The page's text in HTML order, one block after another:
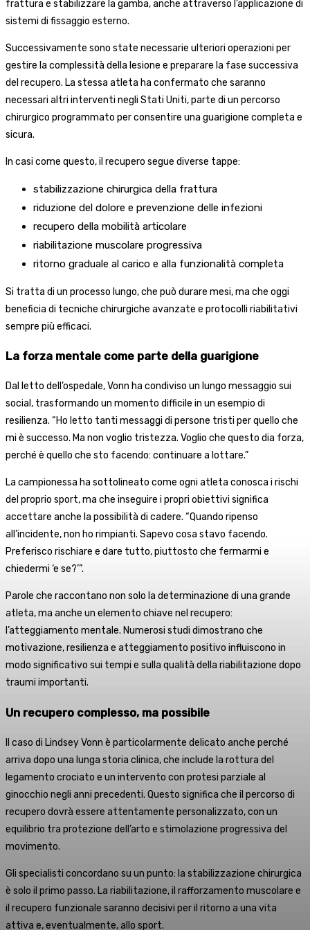
frattura e stabilizzare la gamba, anche attraverso l’applicazione di
sistemi di fissaggio esterno.
Successivamente sono state necessarie ulteriori operazioni per
gestire la complessità della lesione e preparare la fase successiva
del recupero. La stessa atleta ha confermato che saranno
necessari altri interventi negli Stati Uniti, parte di un percorso
chirurgico programmato per consentire una guarigione completa e
sicura.
In casi come questo, il recupero segue diverse tappe:
stabilizzazione chirurgica della frattura
riduzione del dolore e prevenzione delle infezioni
recupero della mobilità articolare
riabilitazione muscolare progressiva
ritorno graduale al carico e alla funzionalità completa
Si tratta di un processo lungo, che può durare mesi, ma che oggi
beneficia di tecniche chirurgiche avanzate e protocolli riabilitativi
sempre più efficaci.
La forza mentale come parte della guarigione
Dal letto dell’ospedale, Vonn ha condiviso un lungo messaggio sui
social, trasformando un momento difficile in un esempio di
resilienza. “Ho letto tanti messaggi di persone tristi per quello che
mi è successo. Ma non voglio tristezza. Voglio che questo dia forza,
perché è quello che sto facendo: continuare a lottare.”
La campionessa ha sottolineato come ogni atleta conosca i rischi
del proprio sport, ma che inseguire i propri obiettivi significa
accettare anche la possibilità di cadere. “Quando ripenso
all’incidente, non ho rimpianti. Sapevo cosa stavo facendo.
Preferisco rischiare e dare tutto, piuttosto che fermarmi e
chiedermi ‘e se?’”.
Parole che raccontano non solo la determinazione di una grande
atleta, ma anche un elemento chiave nel recupero:
l’atteggiamento mentale. Numerosi studi dimostrano che
motivazione, resilienza e atteggiamento positivo influiscono in
modo significativo sui tempi e sulla qualità della riabilitazione dopo
traumi importanti.
Un recupero complesso, ma possibile
Il caso di Lindsey Vonn è particolarmente delicato anche perché
arriva dopo una lunga storia clinica, che include la rottura del
legamento crociato e un intervento con protesi parziale al
ginocchio negli anni precedenti. Questo significa che il percorso di
recupero dovrà essere attentamente personalizzato, con un
equilibrio tra protezione dell’arto e stimolazione progressiva del
movimento.
Gli specialisti concordano su un punto: la stabilizzazione chirurgica
è solo il primo passo. La riabilitazione, il rafforzamento muscolare e
il recupero funzionale saranno decisivi per il ritorno a una vita
attiva e, eventualmente, allo sport.